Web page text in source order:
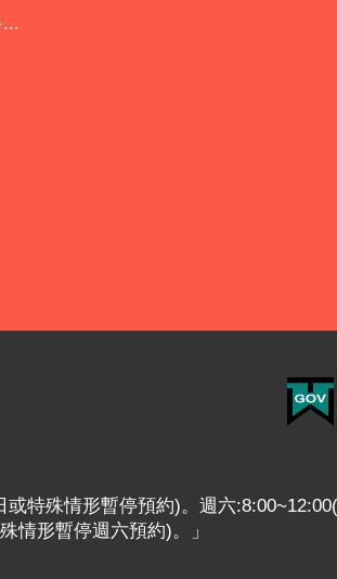
特殊情形暫停預約)。週六
情形暫停週六預約)。」